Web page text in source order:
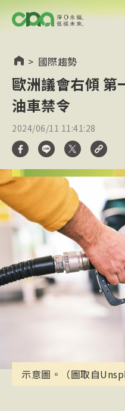
> 國際趨勢
歐洲議會右傾 第
油車禁令
2024/06/11 11:41:28
示意圖。（圖取自